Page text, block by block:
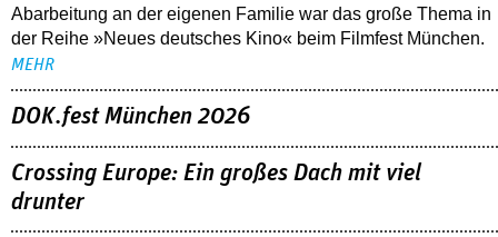
Abarbeitung an der eigenen Familie war das große Thema in
der Reihe »Neues deutsches Kino« beim Filmfest München.
MEHR
DOK.fest München 2026
Crossing Europe: Ein großes Dach mit viel
drunter